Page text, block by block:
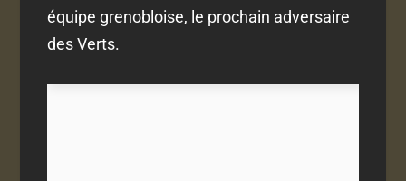
équipe grenobloise, le prochain adversaire
des Verts.